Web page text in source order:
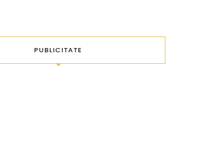
PUBLICITATE